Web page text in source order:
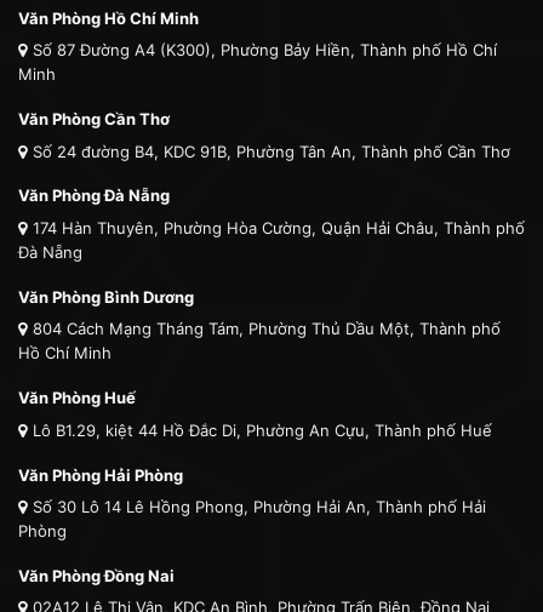
Văn Phòng Hồ Chí Minh
Số 87 Đường A4 (K300), Phường Bảy Hiền, Thành phố Hồ Chí
Minh
Văn Phòng Cần Thơ
Số 24 đường B4, KDC 91B, Phường Tân An, Thành phố Cần Thơ
Văn Phòng Đà Nẵng
174 Hàn Thuyên, Phường Hòa Cường, Quận Hải Châu, Thành phố
Đà Nẵng
Văn Phòng Bình Dương
804 Cách Mạng Tháng Tám, Phường Thủ Dầu Một, Thành phố
Hồ Chí Minh
Văn Phòng Huế
Lô B1.29, kiệt 44 Hồ Đắc Di, Phường An Cựu, Thành phố Huế
Văn Phòng Hải Phòng
Số 30 Lô 14 Lê Hồng Phong, Phường Hải An, Thành phố Hải
Phòng
Văn Phòng Đồng Nai
02A12 Lê Thị Vân, KDC An Bình, Phường Trấn Biên, Đồng Nai